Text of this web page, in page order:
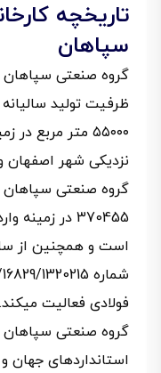
تاریخچه
سپاهان
نزدیکی شهر
370455 در
فولادی فعالیت میکند.
گروه صنعتی
استانداردهای